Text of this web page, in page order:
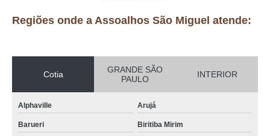
Regiões onde a Assoalhos São Miguel atende:
Cotia
GRANDE SÃO
PAULO
INTERIOR
Alphaville Arujá
Barueri Biritiba Mirim